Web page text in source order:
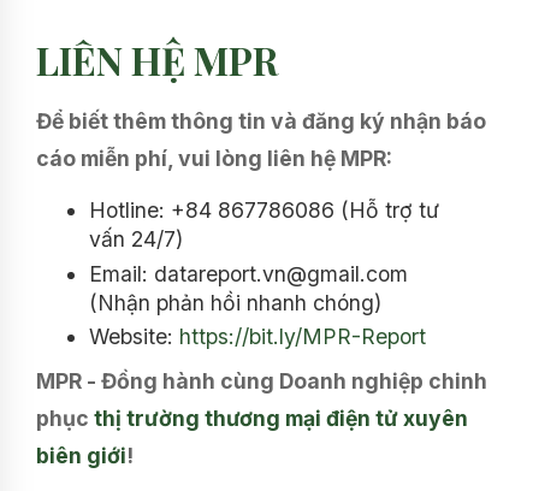
LIÊN HỆ MPR
Để biết thêm thông tin và đăng ký nhận báo
cáo miễn phí, vui lòng liên hệ MPR:
Hotline: +84 867786086 (Hỗ trợ tư
vấn 24/7)
Email: datareport.vn@gmail.com
(Nhận phản hồi nhanh chóng)
Website: https://bit.ly/MPR-Report
MPR - Đồng hành cùng Doanh nghiệp chinh
phục thị trường thương mại điện tử xuyên
biên giới!